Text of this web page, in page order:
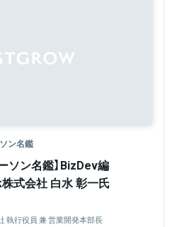
ン名鑑
ソン名鑑】BizDev編
式会社 白水 彰一氏
執行役員 兼 営業開発本部長